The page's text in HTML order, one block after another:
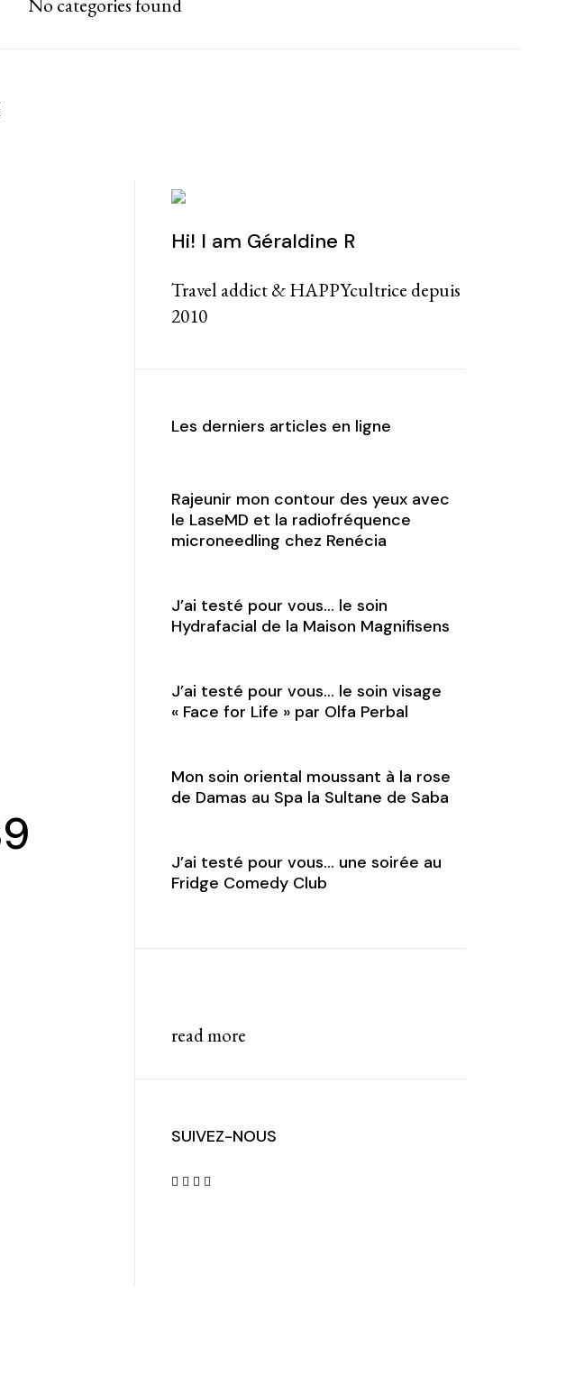
No categories found
Hi! I am Géraldine R
Travel addict & HAPPYcultrice depuis
2010
Les derniers articles en ligne
Rajeunir mon contour des yeux avec
le LaseMD et la radiofréquence
microneedling chez Renécia
J’ai testé pour vous… le soin
Hydrafacial de la Maison Magnifisens
J’ai testé pour vous… le soin visage
« Face for Life » par Olfa Perbal
Mon soin oriental moussant à la rose
de Damas au Spa la Sultane de Saba
J’ai testé pour vous… une soirée au
Fridge Comedy Club
read more
SUIVEZ-NOUS